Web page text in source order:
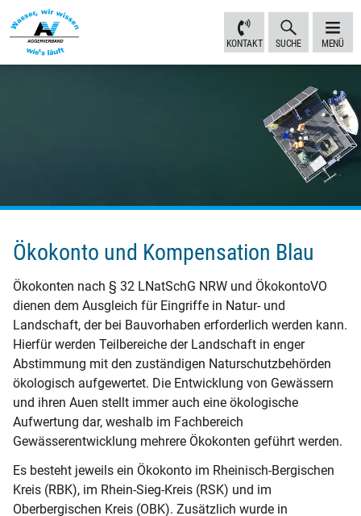
Sprungmarken
Inhalt
anspringen
Navigation
anspringen
Fußbereich
anspringen
KONTAKT SUCHE MENÜ
Ökokonto und Kompensation Blau
Ökokonten nach § 32 LNatSchG NRW und ÖkokontoVO
dienen dem Ausgleich für Eingriffe in Natur- und
Landschaft, der bei Bauvorhaben erforderlich werden kann.
Hierfür werden Teilbereiche der Landschaft in enger
Abstimmung mit den zuständigen Naturschutzbehörden
ökologisch aufgewertet. Die Entwicklung von Gewässern
und ihren Auen stellt immer auch eine ökologische
Aufwertung dar, weshalb im Fachbereich
Gewässerentwicklung mehrere Ökokonten geführt werden.
Es besteht jeweils ein Ökokonto im Rheinisch-Bergischen
Kreis (RBK), im Rhein-Sieg-Kreis (RSK) und im
Oberbergischen Kreis (OBK). Zusätzlich wurde in